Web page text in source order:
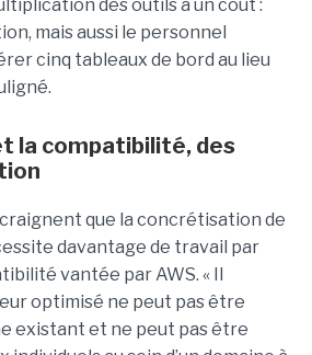
des outils a un coût :
mais aussi le personnel
cinq tableaux de bord au lieu
la compatibilité, des
que la concrétisation de
davantage de travail par
vantée par AWS. « Il
optimisé ne peut pas être
existant et ne peut pas être